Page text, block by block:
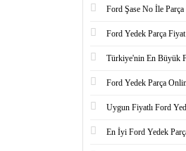
Ford Şase No İle
Ford Yedek Parça
Türkiye'nin En Büyük
Ford Yedek Parça
Uygun Fiyatlı Ford
En İyi Ford Yedek